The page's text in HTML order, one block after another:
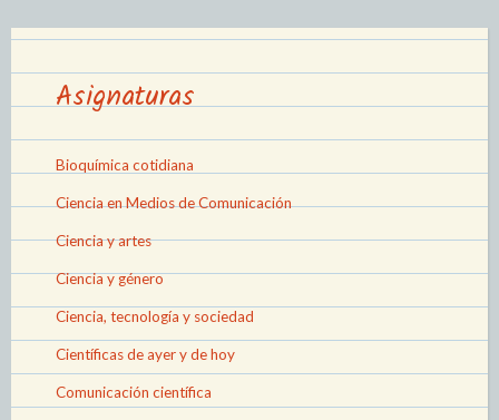
Asignaturas
Bioquímica cotidiana
Ciencia en Medios de Comunicación
Ciencia y artes
Ciencia y género
Ciencia, tecnología y sociedad
Científicas de ayer y de hoy
Comunicación científica